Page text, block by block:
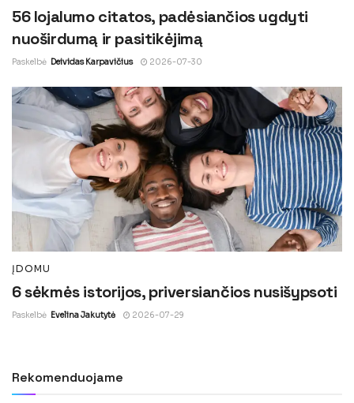
56 lojalumo citatos, padėsiančios ugdyti
nuoširdumą ir pasitikėjimą
Paskelbė Deividas Karpavičius 2026-07-30
ĮDOMU
6 sėkmės istorijos, priversiančios nusišypsoti
Paskelbė Evelina Jakutytė 2026-07-29
Rekomenduojame